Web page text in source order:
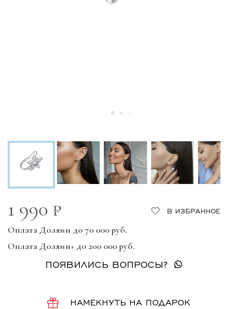
1 990 ₽ В ИЗБРАННОЕ
Оплата Долями до 70 000 руб.
Оплата Долями+ до 200 000 руб.
ПОЯВИЛИСЬ ВОПРОСЫ?
НАМЕКНУТЬ НА ПОДАРОК